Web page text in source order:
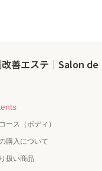
善エステ｜Salon de
ース（ボディ）
購入について
扱い商品